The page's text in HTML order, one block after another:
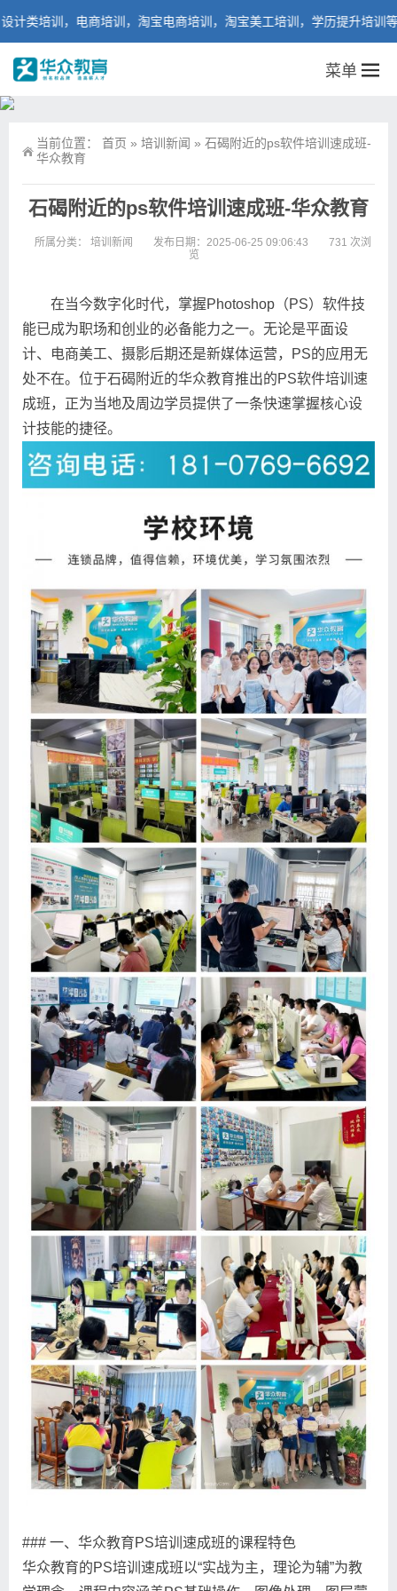
训，电商培训，淘宝电商培训，淘宝美工培训，学历提升培训等课程
菜单
当前位置： 首页 » 培训新闻 » 石碣附近的ps软件培训速成班-
华众教育
石碣附近的ps软件培训速成班-华众教育
所属分类： 培训新闻 发布日期：2025-06-25 09:06:43
731 次浏
览
在当今数字化时代，掌握Photoshop（PS）软件技
能已成为职场和创业的必备能力之一。无论是平面设
计、电商美工、摄影后期还是新媒体运营，PS的应用无
处不在。位于石碣附近的华众教育推出的PS软件培训速
成班，正为当地及周边学员提供了一条快速掌握核心设
计技能的捷径。
### 一、华众教育PS培训速成班的课程特色
华众教育的PS培训速成班以“实战为主，理论为辅”为教